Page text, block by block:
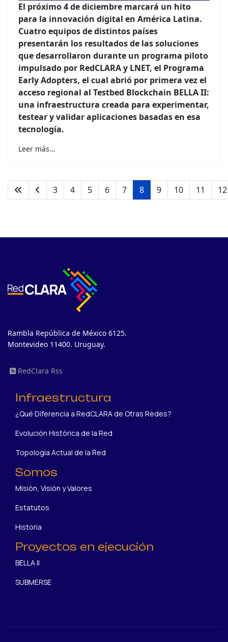
El próximo 4 de diciembre marcará un hito
para la innovación digital en América Latina.
Cuatro equipos de distintos países
presentarán los resultados de las soluciones
que desarrollaron durante un programa piloto
impulsado por RedCLARA y LNET, el Programa
Early Adopters, el cual abrió por primera vez el
acceso regional al Testbed Blockchain BELLA II:
una infraestructura creada para experimentar,
testear y validar aplicaciones basadas en esa
tecnología.
Leer más…
3 4 5 6 7 8 9 10 11 12
Rambla República de México 6125.
Montevideo 11400. Uruguay.
RedClara Rss
Infraestructura
¿Qué Diferencia a RedCLARA de Otras Redes?
Evolución Histórica de la Red
Topología Actual de la Red
Somos
Misión, Visión y Valores
Estatutos
Historia
Proyectos en ejecución
BELLA II
SUBMERSE